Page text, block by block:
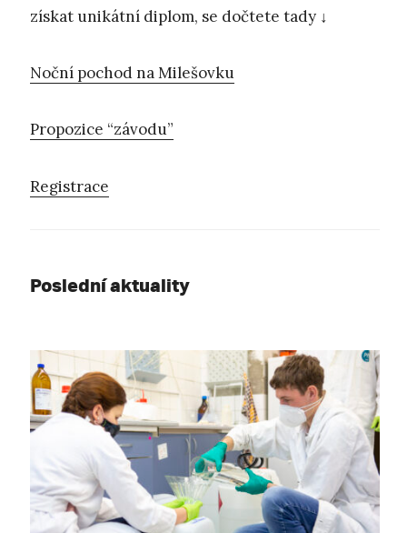
získat unikátní diplom, se dočtete tady ↓
Noční pochod na Milešovku
Propozice “závodu”
Registrace
Poslední aktuality